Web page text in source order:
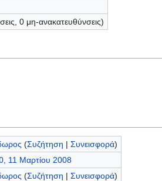
0 μη-ανακατευθύνσεις)
(Συζήτηση | Συνεισφορά)
11 Μαρτίου 2008
(Συζήτηση | Συνεισφορά)